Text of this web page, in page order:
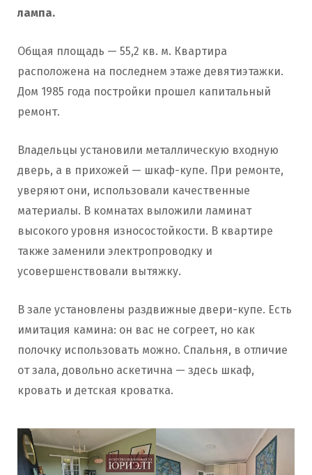
лампа.
Общая площадь — 55,2 кв. м. Квартира
расположена на последнем этаже девятиэтажки.
Дом 1985 года постройки прошел капитальный
ремонт.
Владельцы установили металлическую входную
дверь, а в прихожей — шкаф-купе. При ремонте,
уверяют они, использовали качественные
материалы. В комнатах выложили ламинат
высокого уровня износостойкости. В квартире
также заменили электропроводку и
усовершенствовали вытяжку.
В зале установлены раздвижные двери-купе. Есть
имитация камина: он вас не согреет, но как
полочку использовать можно. Спальня, в отличие
от зала, довольно аскетична — здесь шкаф,
кровать и детская кроватка.